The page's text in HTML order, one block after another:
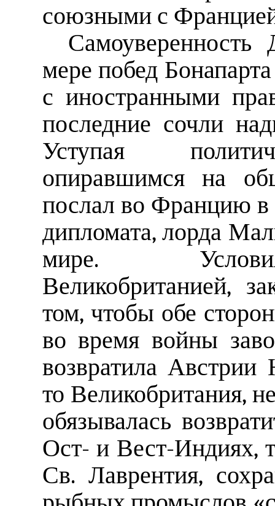
союзными с
Самоуверенность
мере побед
с иностранными
последние сочли
Уступая
опиравшимся на
послал во Францию в
дипломата, лорда
мире.
Великобританией,
том, чтобы обе
во время войны
возвратила
то Великобритания,
обязывалась
Ост- и Вест-Индиях,
Св. Лаврентия,